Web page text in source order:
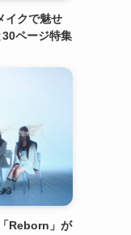
イクで魅せ
ページ特集
Reborn」が